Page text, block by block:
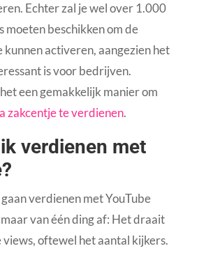
Echter zal je wel over 1.000
moeten beschikken om de
activeren, aangezien het
is voor bedrijven.
een gemakkelijk manier om
zakcentje te verdienen.
verdienen met
verdienen met YouTube
van één ding af: Het draait
views, oftewel het aantal kijkers.